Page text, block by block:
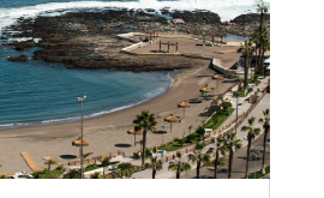
La Lisera
21, 2023|